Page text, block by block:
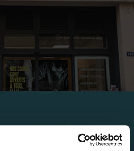
Acadomia